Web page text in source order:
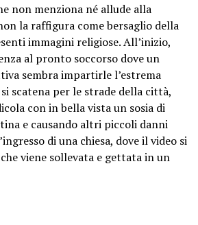
non menziona né allude alla
la raffigura come bersaglio della
immagini religiose. All’inizio,
al pronto soccorso dove un
sembra impartirle l’estrema
scatena per le strade della città,
con in bella vista un sosia di
e causando altri piccoli danni
di una chiesa, dove il video si
viene sollevata e gettata in un